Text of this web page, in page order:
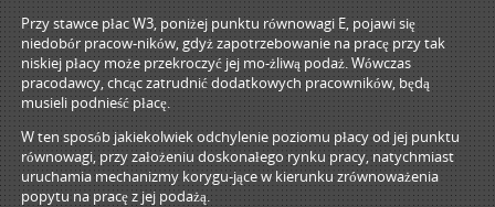
Przy stawce płac W3, poniżej punktu równowagi E, pojawi się
niedobór pracow-ników, gdyż zapotrzebowanie na pracę przy tak
niskiej płacy może przekroczyć jej mo-żliwą podaż. Wówczas
pracodawcy, chcąc zatrudnić dodatkowych pracowników, będą
musieli podnieść płacę.
W ten sposób jakiekolwiek odchylenie poziomu płacy od jej punktu
równowagi, przy założeniu doskonałego rynku pracy, natychmiast
uruchamia mechanizmy korygu-jące w kierunku zrównoważenia
popytu na pracę z jej podażą.